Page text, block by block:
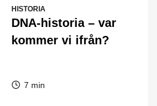
HISTORIA
DNA-historia – var
kommer vi ifrån?
7 min